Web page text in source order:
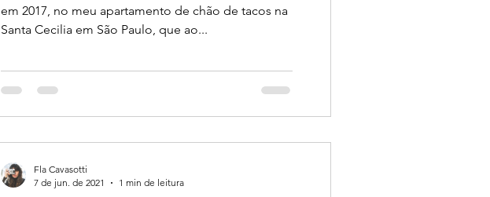
em 2017, no meu apartamento de chão de tacos na
Santa Cecilia em São Paulo, que ao...
Fla Cavasotti
7 de jun. de 2021
1 min de leitura